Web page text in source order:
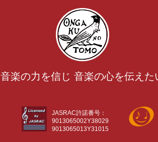
音楽の力を信じ 音楽の心を伝えた
JASRAC許諾番号：
9013065002Y38029
9013065013Y31015